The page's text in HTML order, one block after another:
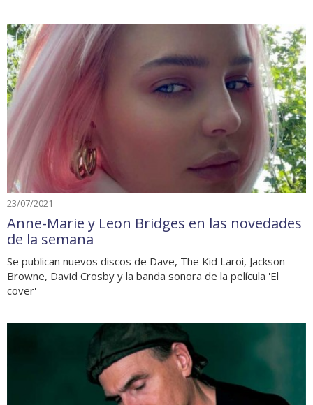
23/07/2021
Anne-Marie y Leon Bridges en las novedades
de la semana
Se publican nuevos discos de Dave, The Kid Laroi, Jackson
Browne, David Crosby y la banda sonora de la película 'El
cover'